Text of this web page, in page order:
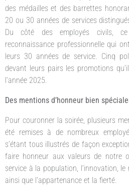
des médailles et des barrettes
20 ou 30 années de services
Du côté des employés civils,
reconnaissance professionnelle qui
leurs 30 années de service. Cinq
devant leurs pairs les promotions
l’année 2025.
Des mentions d’honneur bien
Pour couronner la soirée, plusieurs
été remises à de nombreux
s’étant tous illustrés de façon
faire honneur aux valeurs de notre
service à la population, l’innovation,
ainsi que l’appartenance et la fierté.